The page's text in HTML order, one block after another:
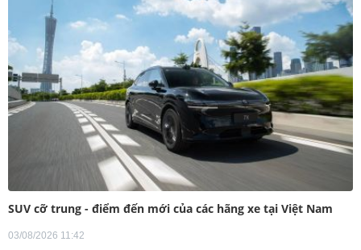
SUV cỡ trung - điểm đến mới của các hãng xe tại Việt Nam
03/08/2026 11:42